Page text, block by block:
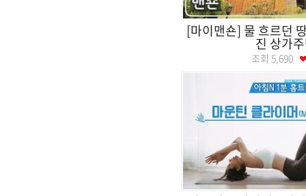
[마이맨숀] 물 흐르던
진 상가
조회 5,690